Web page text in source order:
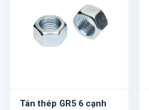
Tán thép GR5 6 cạnh